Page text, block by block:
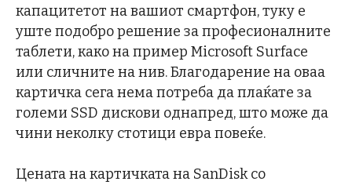
капацитетот на вашиот смартфон, туку е
уште подобро решение за професионалните
таблети, како на пример Microsoft Surface
или сличните на нив. Благодарение на оваа
картичка сега нема потреба да плаќате за
големи SSD дискови однапред, што може да
чини неколку стотици евра повеќе.
Цената на картичката на SanDisk со